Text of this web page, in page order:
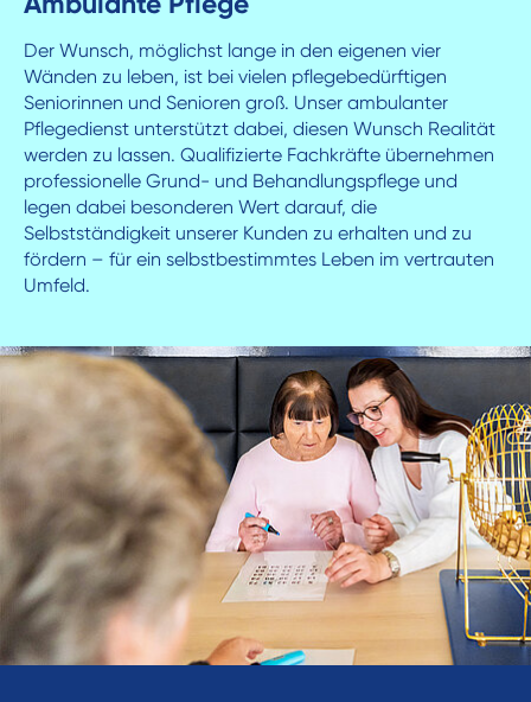
Der Wunsch, möglichst lange in den eigenen vier
Wänden zu leben, ist bei vielen pflegebedürftigen
Seniorinnen und Senioren groß. Unser ambulanter
Pflegedienst unterstützt dabei, diesen Wunsch Realität
werden zu lassen. Qualifizierte Fachkräfte übernehmen
professionelle Grund- und Behandlungspflege und
legen dabei besonderen Wert darauf, die
Selbstständigkeit unserer Kunden zu erhalten und zu
fördern – für ein selbstbestimmtes Leben im vertrauten
Umfeld.